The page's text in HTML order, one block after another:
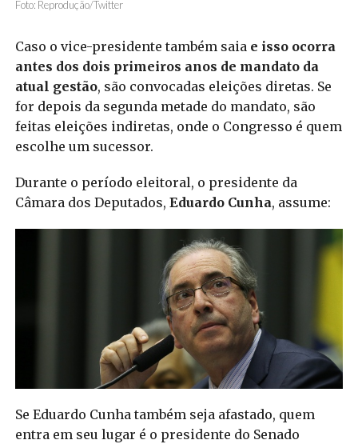
Foto: Reprodução/Twitter
Caso o vice-presidente também saia e isso ocorra
antes dos dois primeiros anos de mandato da
atual gestão, são convocadas eleições diretas. Se
for depois da segunda metade do mandato, são
feitas eleições indiretas, onde o Congresso é quem
escolhe um sucessor.
Durante o período eleitoral, o presidente da
Câmara dos Deputados, Eduardo Cunha, assume:
Se Eduardo Cunha também seja afastado, quem
entra em seu lugar é o presidente do Senado